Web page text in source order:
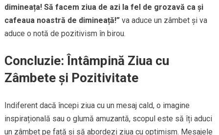
dimineața! Să facem ziua de azi la fel de grozavă ca și
cafeaua noastră de dimineață!”va aduce un zâmbet și va
aduce o notă de pozitivism în birou.
Concluzie: Întâmpină Ziua cu
Zâmbete și Pozitivitate
Indiferent dacă începi ziua cu un mesaj cald, o imagine
inspirațională sau o glumă amuzantă, scopul este să îți aduci
un zâmbet pe față și să abordezi ziua cu optimism. Mesajele